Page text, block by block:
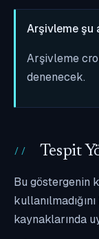
Arşivleme şu
Arşivleme
denenecek.
Tespit
Bu göstergenin
kaynaklarında